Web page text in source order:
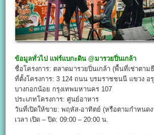
ข้อมูลทั่วไป แฟร์แบกะดิน @มารวยปิ่นเกล้า
ชื่อโครงการ: ตลาดมารวยปิ่นเกล้า (พื้นที่เช่าตาม
ที่ตั้งโครงการ: 3 124 ถนน บรมราชชนนี แขวง
บางกอกน้อย กรุงเทพมหานคร 107
ประเภทโครงการ: ศูนย์อาหาร
วันที่เปิดให้ขาย: พฤหัส-อาทิตย์ (หรือตามกำหนด
เวลา เปิด – ปิด: 09:00 – 20:00 น.